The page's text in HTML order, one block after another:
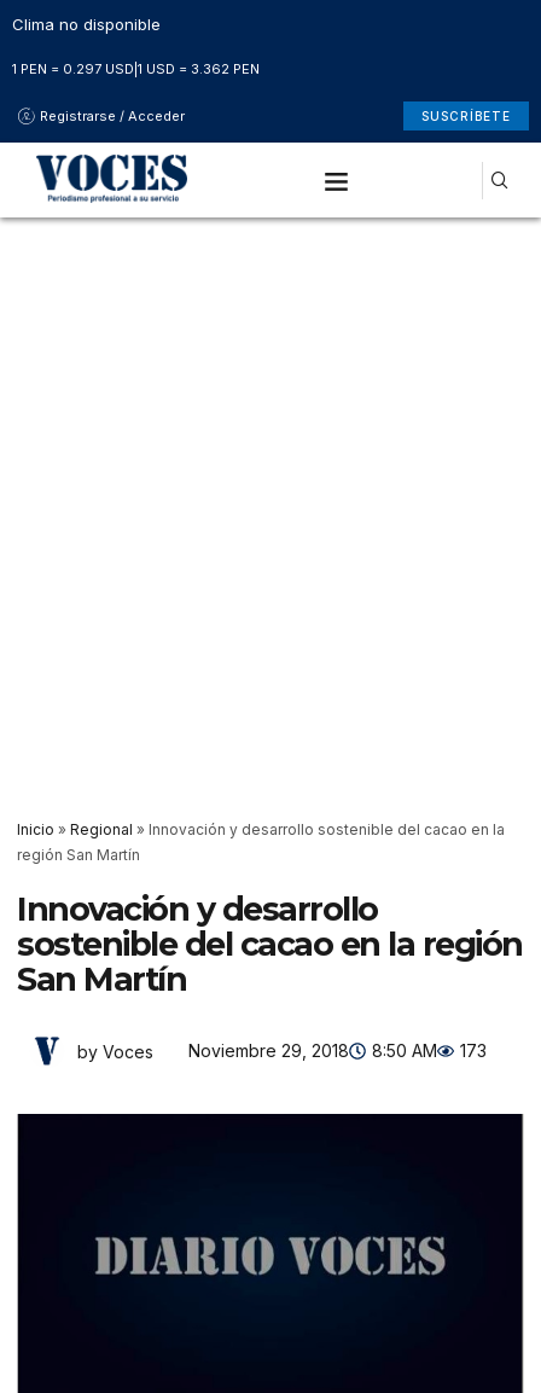
Clima no disponible
1 PEN = 0.297 USD 1 USD = 3.362 PEN
Registrarse / Acceder SUSCRÍBETE
Inicio » Regional » Innovación y desarrollo sostenible del cacao en la
región San Martín
Innovación y desarrollo
sostenible del cacao en la región
San Martín
by Voces Noviembre 29, 2018 8:50 AM 173